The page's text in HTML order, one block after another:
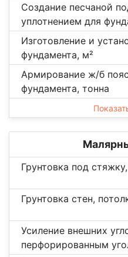
Создание песчаной
уплотнением для
Изготовление и
фундамента, м²
Армирование ж/б
фундамента, тонна
Грунтовка под
Грунтовка стен,
Усиление внешних
перфорированным